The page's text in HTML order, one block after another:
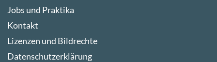
Jobs und Praktika
Kontakt
Lizenzen und Bildrechte
Datenschutzerklärung